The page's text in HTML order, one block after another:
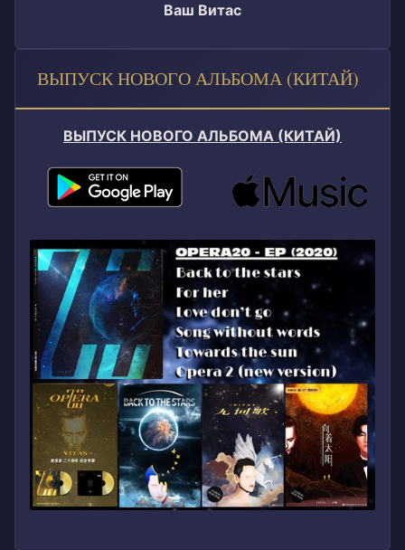
Ваш Витас
ВЫПУСК НОВОГО АЛЬБОМА (КИТАЙ)
ВЫПУСК НОВОГО АЛЬБОМА (КИТАЙ)